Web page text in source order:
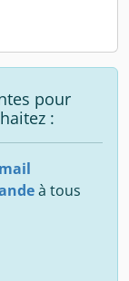
pour
:
à tous